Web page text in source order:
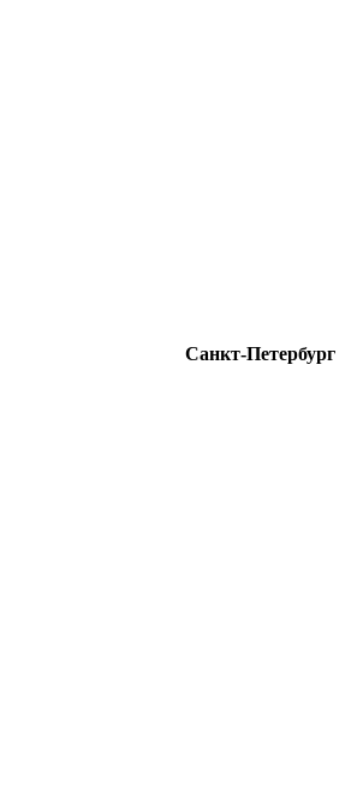
Санкт-Петербург